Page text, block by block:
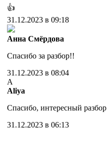
👍
31.12.2023 в 09:18
Анна Смёрдова
Спасибо за разбор!!
31.12.2023 в 08:04
A
Aliya
Спасибо, интересный разбор
31.12.2023 в 06:13